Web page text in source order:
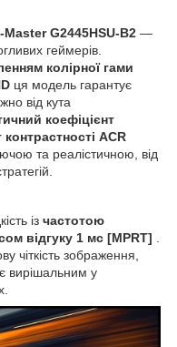
G2445HSU-B2 —
геймерів.
колірної гами
ця модель гарантує
від кута
коефіцієнт
контрастності ACR
та реалістичною, від
із частотою
відгуку 1 мс [MPRT]
чіткість зображення,
вирішальним у